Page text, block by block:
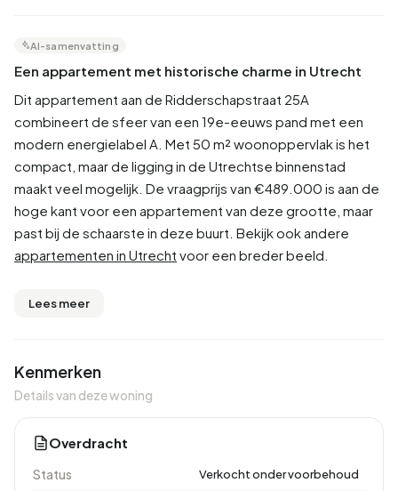
AI-samenvatting
Een appartement met historische charme in Utrecht
Dit appartement aan de Ridderschapstraat 25A
combineert de sfeer van een 19e-eeuws pand met een
modern energielabel A. Met 50 m² woonoppervlak is het
compact, maar de ligging in de Utrechtse binnenstad
maakt veel mogelijk. De vraagprijs van €489.000 is aan de
hoge kant voor een appartement van deze grootte, maar
past bij de schaarste in deze buurt. Bekijk ook andere
appartementen in Utrecht voor een breder beeld.
Lees meer
Kenmerken
Details van deze woning
Overdracht
Status Verkocht onder voorbehoud